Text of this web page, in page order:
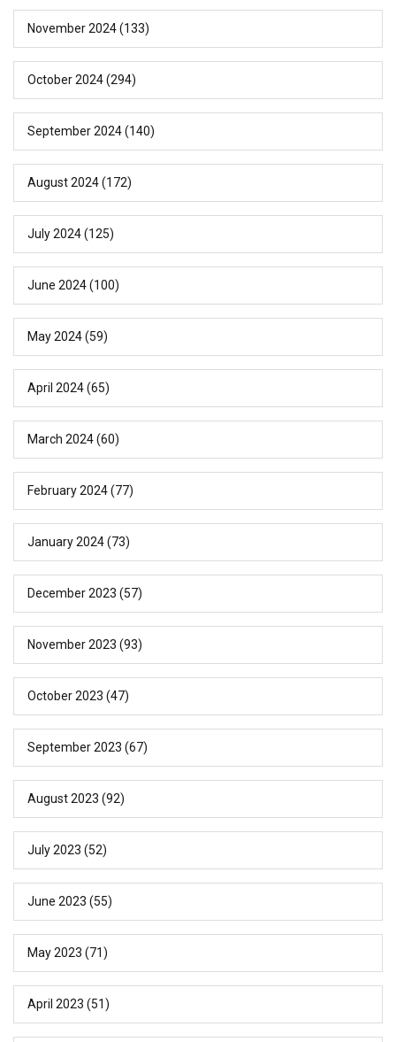
November 2024(133)
October 2024(294)
September 2024(140)
August 2024(172)
July 2024(125)
June 2024(100)
May 2024(59)
April 2024(65)
March 2024(60)
February 2024(77)
January 2024(73)
December 2023 (57)
November 2023 (93)
October 2023 (47)
September 2023 (67)
August 2023 (92)
July 2023 (52)
June 2023 (55)
May 2023 (71)
April 2023 (51)